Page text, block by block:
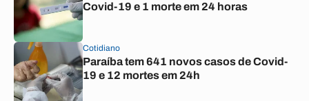
Covid-19 e 1 morte em 24 horas
Cotidiano
Paraíba tem 641 novos casos de Covid-
19 e 12 mortes em 24h